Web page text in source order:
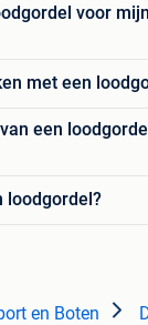
voor mijn
met een
een
loodgordel?
en Boten